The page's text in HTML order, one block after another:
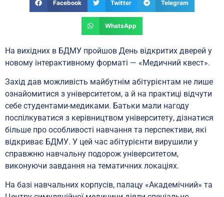
Facebook Twitter Telegram
WhatsApp
На вихідних в БДМУ пройшов День відкритих дверей у
новому інтерактивному форматі — «Медичний квест».
Захід дав можливість майбутнім абітурієнтам не лише
ознайомитися з університетом, а й на практиці відчути
себе студентами-медиками. Батьки мали нагоду
поспілкуватися з керівництвом університету, дізнатися
більше про особливості навчання та перспективи, які
відкриває БДМУ. У цей час абітурієнти вирушили у
справжню навчальну подорож університетом,
виконуючи завдання на тематичних локаціях.
На базі навчальних корпусів, палацу «Академічний» та